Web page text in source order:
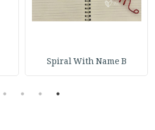
Spiral With Name B
1
2
3
4